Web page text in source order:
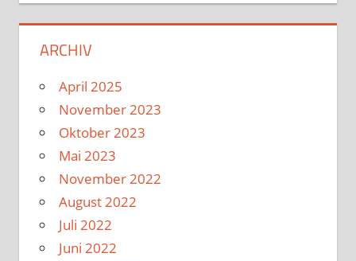
ARCHIV
April 2025
November 2023
Oktober 2023
Mai 2023
November 2022
August 2022
Juli 2022
Juni 2022